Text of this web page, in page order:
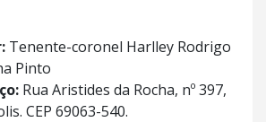
Tenente-coronel Harlley Rodrigo
Pinto
Rua Aristides da Rocha, nº 397,
CEP 69063-540.